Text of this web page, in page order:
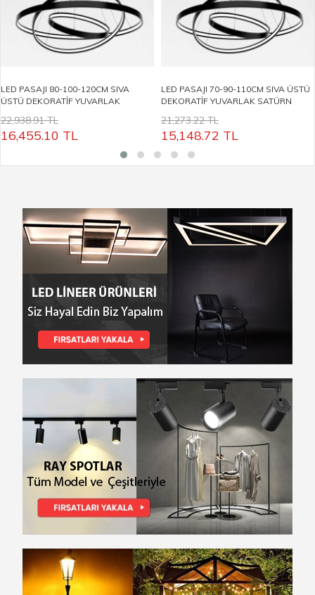
LED PASAJI 80-100-120CM SIVA
ÜSTÜ DEKORATİF YUVARLAK
22,938.91 TL
16,455.10 TL
LED PASAJI 70-90-110CM SIVA ÜSTÜ
DEKORATİF YUVARLAK SATÜRN
21,273.22 TL
15,148.72 TL